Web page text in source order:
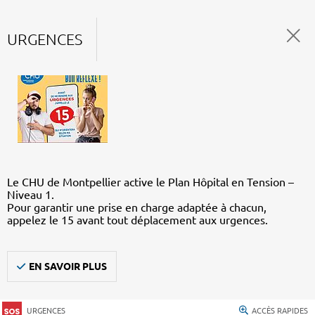
URGENCES
Le CHU de Montpellier active le Plan Hôpital en Tension –
Niveau 1.
Pour garantir une prise en charge adaptée à chacun,
appelez le 15 avant tout déplacement aux urgences.
EN SAVOIR PLUS
URGENCES ACCÈS RAPIDES